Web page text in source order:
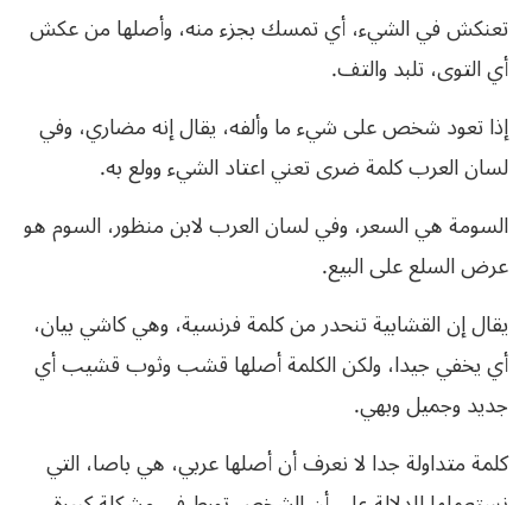
تعنكش في الشيء، أي تمسك بجزء منه، وأصلها من عكش
أي التوى، تلبد والتف.
إذا تعود شخص على شيء ما وألفه، يقال إنه مضاري، وفي
لسان العرب كلمة ضرى تعني اعتاد الشيء وولع به.
السومة هي السعر، وفي لسان العرب لابن منظور، السوم هو
عرض السلع على البيع.
يقال إن القشابية تنحدر من كلمة فرنسية، وهي كاشي بيان،
أي يخفي جيدا، ولكن الكلمة أصلها قشب وثوب قشيب أي
جديد وجميل وبهي.
كلمة متداولة جدا لا نعرف أن أصلها عربي، هي باصا، التي